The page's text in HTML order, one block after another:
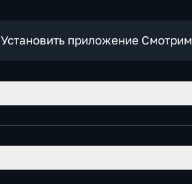
Установить приложение Смотрим